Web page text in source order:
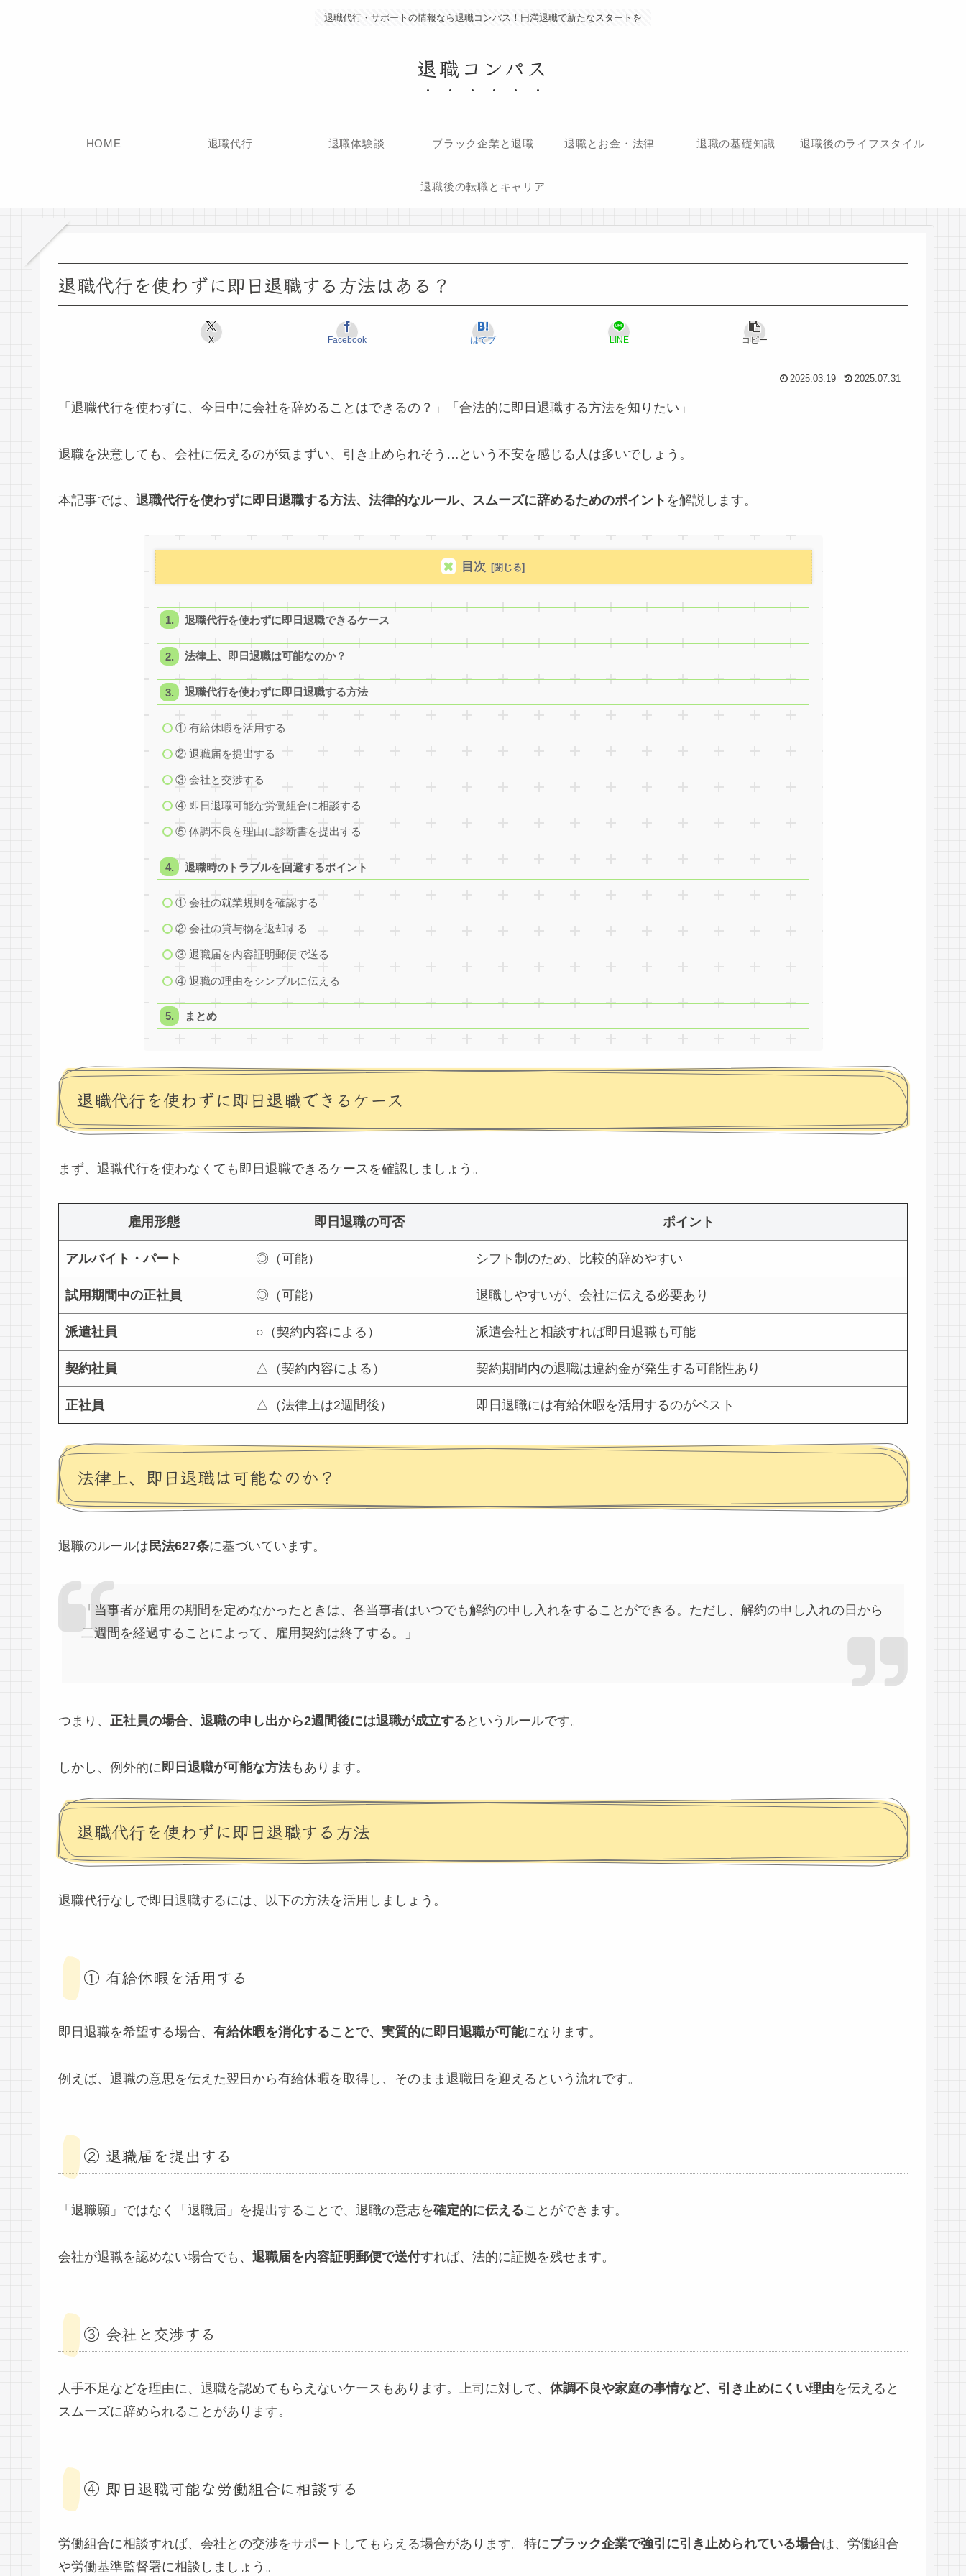
退職代行・サポートの情報なら退職コンパス！円満退職で新たなスタートを
退職コンパス
HOME 退職代行 退職体験談 ブラック企業と退職 退職とお金・法律 退職の基礎知識 退職後のライフスタイル
退職後の転職とキャリア
退職代行を使わずに即日退職する方法はある？
X Facebook はてブ LINE コピー
2025.03.19 2025.07.31
「退職代行を使わずに、今日中に会社を辞めることはできるの？」「合法的に即日退職する方法を知りたい」
退職を決意しても、会社に伝えるのが気まずい、引き止められそう…という不安を感じる人は多いでしょう。
本記事では、 退職代行を使わずに即日退職する方法、法律的なルール、スムーズに辞めるためのポイント を解説します。
目次
退職代行を使わずに即日退職できるケース
法律上、即日退職は可能なのか？
退職代行を使わずに即日退職する方法
① 有給休暇を活用する
② 退職届を提出する
③ 会社と交渉する
④ 即日退職可能な労働組合に相談する
⑤ 体調不良を理由に診断書を提出する
退職時のトラブルを回避するポイント
① 会社の就業規則を確認する
② 会社の貸与物を返却する
③ 退職届を内容証明郵便で送る
④ 退職の理由をシンプルに伝える
まとめ
退職代行を使わずに即日退職できるケース
まず、退職代行を使わなくても即日退職できるケースを確認しましょう。
雇用形態 即日退職の可否 ポイント
アルバイト・パート ◎（可能） シフト制のため、比較的辞めやすい
試用期間中の正社員 ◎（可能） 退職しやすいが、会社に伝える必要あり
派遣社員 ○（契約内容による） 派遣会社と相談すれば即日退職も可能
契約社員 △（契約内容による） 契約期間内の退職は違約金が発生する可能性あり
正社員 △（法律上は2週間後） 即日退職には有給休暇を活用するのがベスト
法律上、即日退職は可能なのか？
退職のルールは 民法627条に基づいています。
「当事者が雇用の期間を定めなかったときは、各当事者はいつでも解約の申し入れをすることができる。ただし、解約の申し入れの日から
二週間を経過することによって、雇用契約は終了する。」
つまり、 正社員の場合、退職の申し出から2週間後には退職が成立する というルールです。
しかし、例外的に 即日退職が可能な方法もあります。
退職代行を使わずに即日退職する方法
退職代行なしで即日退職するには、以下の方法を活用しましょう。
① 有給休暇を活用する
即日退職を希望する場合、 有給休暇を消化することで、実質的に即日退職が可能になります。
例えば、退職の意思を伝えた翌日から有給休暇を取得し、そのまま退職日を迎えるという流れです。
② 退職届を提出する
「退職願」ではなく「退職届」を提出することで、退職の意志を確定的に伝えることができます。
会社が退職を認めない場合でも、 退職届を内容証明郵便で送付すれば、法的に証拠を残せます。
③ 会社と交渉する
人手不足などを理由に、退職を認めてもらえないケースもあります。上司に対して、 体調不良や家庭の事情など、引き止めにくい理由を伝えると
スムーズに辞められることがあります。
④ 即日退職可能な労働組合に相談する
労働組合に相談すれば、会社との交渉をサポートしてもらえる場合があります。特にブラック企業で強引に引き止められている場合は、労働組合
や労働基準監督署に相談しましょう。